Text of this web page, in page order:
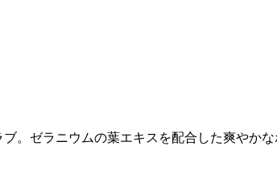
。ゼラニウムの葉エキスを配合した爽やか